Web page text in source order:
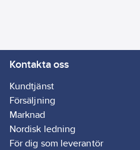
Kontakta oss
Kundtjänst
Försäljning
Marknad
Nordisk ledning
För dig som leverantör